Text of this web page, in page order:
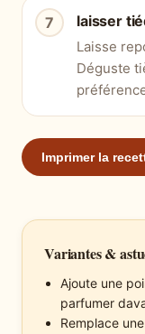
laisser
Laisse
Déguste
Imprimer la
Variantes &
Ajoute une
parfumer
Remplace